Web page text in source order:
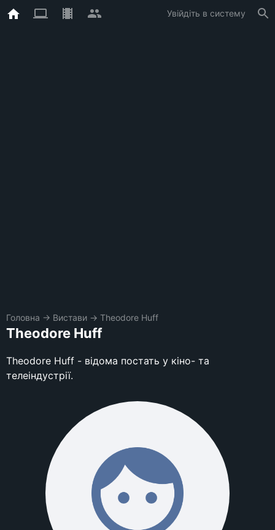
Увійдіть в систему
Головна → Вистави → Theodore Huff
Theodore Huff
Theodore Huff - відома постать у кіно- та
телеіндустрії.